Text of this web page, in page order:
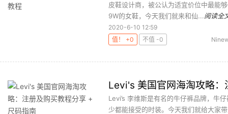
皮鞋设计商，被公认为适宜价位中最能
9W的女鞋，今天我们就来和仙...阅读全
2020-6-10 12:59
值！ +0
不值 -0
Levi's 美国官网海淘攻略
Levi’s 李维斯是有名的牛仔裤品牌，牛
少都能接受的时装。今天我们就给大家